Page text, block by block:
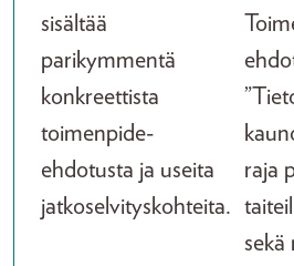
sisältää
parikymmentä
konkreettista
toimenpide-
ehdotusta ja useita
jatkoselvityskohteita.
raja
sekä